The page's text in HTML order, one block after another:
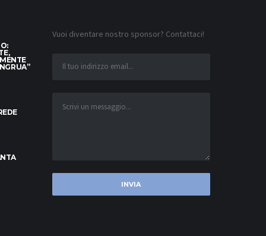
Vuoi diventare nostro sponsor? Contattaci!